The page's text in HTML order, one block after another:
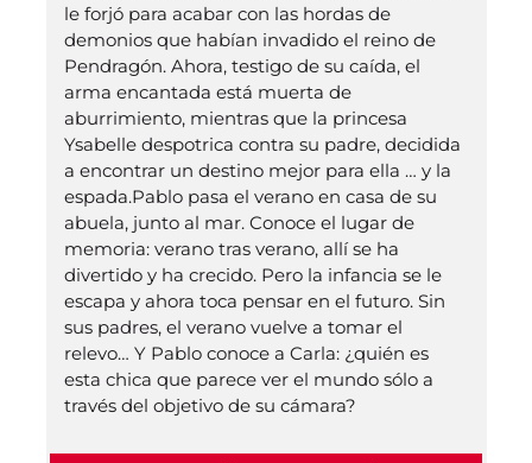
le forjó para acabar con las hordas de
demonios que habían invadido el reino de
Pendragón. Ahora, testigo de su caída, el
arma encantada está muerta de
aburrimiento, mientras que la princesa
Ysabelle despotrica contra su padre, decidida
a encontrar un destino mejor para ella … y la
espada.Pablo pasa el verano en casa de su
abuela, junto al mar. Conoce el lugar de
memoria: verano tras verano, allí se ha
divertido y ha crecido. Pero la infancia se le
escapa y ahora toca pensar en el futuro. Sin
sus padres, el verano vuelve a tomar el
relevo… Y Pablo conoce a Carla: ¿quién es
esta chica que parece ver el mundo sólo a
través del objetivo de su cámara?